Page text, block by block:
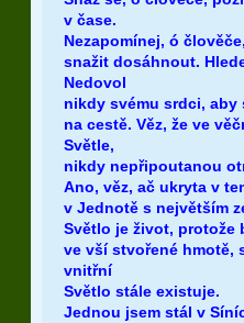
v čase.
Nezapomínej, ó
snažit dosáhnout.
Nedovol
nikdy svému srdci, aby
na cestě. Věz, že ve
Světle,
nikdy nepřipoutanou
Ano, věz, ač ukryta v
v Jednotě s největším
Světlo je život, protože
ve vší stvořené hmotě,
vnitřní
Světlo stále existuje.
Jednou jsem stál v